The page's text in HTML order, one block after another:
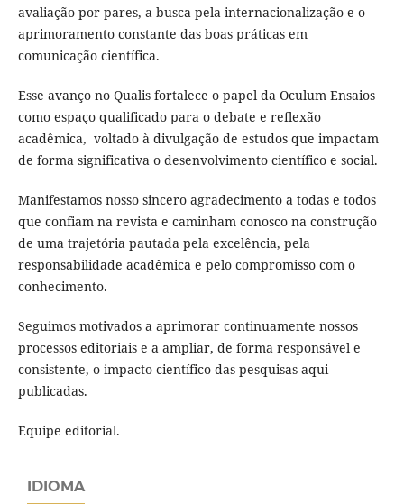
avaliação por pares, a busca pela internacionalização e o
aprimoramento constante das boas práticas em
comunicação científica.
Esse avanço no Qualis fortalece o papel da Oculum Ensaios
como espaço qualificado para o debate e reflexão
acadêmica, voltado à divulgação de estudos que impactam
de forma significativa o desenvolvimento científico e social.
Manifestamos nosso sincero agradecimento a todas e todos
que confiam na revista e caminham conosco na construção
de uma trajetória pautada pela excelência, pela
responsabilidade acadêmica e pelo compromisso com o
conhecimento.
Seguimos motivados a aprimorar continuamente nossos
processos editoriais e a ampliar, de forma responsável e
consistente, o impacto científico das pesquisas aqui
publicadas.
Equipe editorial.
IDIOMA